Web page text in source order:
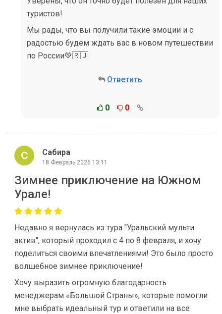
туристов!
Мы рады, что вы получили такие эмоции и с
радостью будем ждать вас в новом путешествии
по России💚🇷🇺
Ответить
0 0
Сабира
18 Февраль 2026 13:11
Зимнее приключение на Южном
Урале!
Недавно я вернулась из тура "Уральский мульти
актив", который проходил с 4 по 8 февраля, и хочу
поделиться своими впечатлениями! Это было просто
волшебное зимнее приключение!
Хочу выразить огромную благодарность
менеджерам «Большой Страны», которые помогли
мне выбрать идеальный тур и ответили на все